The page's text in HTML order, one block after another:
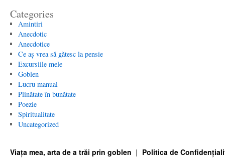
Categories
Amintiri
Anecdotic
Anecdotice
Ce aș vrea să gătesc la pensie
Excursiile mele
Goblen
Lucru manual
Plinătate în bunătate
Poezie
Spiritualitate
Uncategorized
Viața mea, arta de a trăi prin goblen Politica de